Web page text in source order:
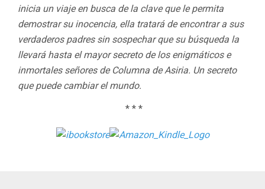
inicia un viaje en busca de la clave que le permita
demostrar su inocencia, ella tratará de encontrar a sus
verdaderos padres sin sospechar que su búsqueda la
llevará hasta el mayor secreto de los enigmáticos e
inmortales señores de Columna de Asiria. Un secreto
que puede cambiar el mundo.
* * *